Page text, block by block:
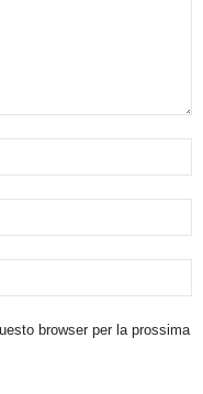
browser per la prossima